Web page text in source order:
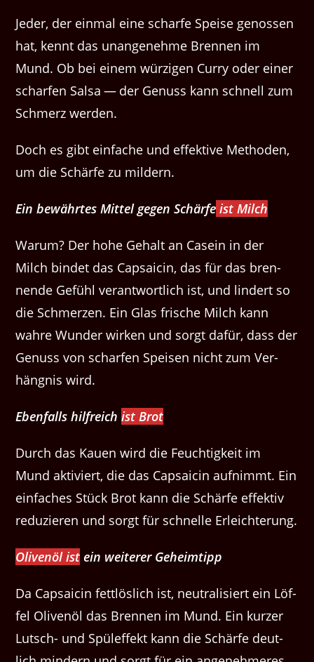
Jed­er, der ein­mal eine scharfe Speise genossen
hat, ken­nt das unan­genehme Bren­nen im
Mund. Ob bei einem würzi­gen Cur­ry oder ein­er
schar­fen Sal­sa — der Genuss kann schnell zum
Schmerz werden.
Doch es gibt ein­fache und effek­tive Meth­o­d­en,
um die Schärfe zu mildern.
Ein bewährtes Mit­tel gegen Schärfe ist Milch
Warum? Der hohe Gehalt an Casein in der
Milch bindet das Cap­saicin, das für das bren­
nende Gefühl ver­ant­wortlich ist, und lin­dert so
die Schmerzen. Ein Glas frische Milch kann
wahre Wun­der wirken und sorgt dafür, dass der
Genuss von schar­fen Speisen nicht zum Ver­
häng­nis wird.
Eben­falls hil­fre­ichist Brot
Durch das Kauen wird die Feuchtigkeit im
Mund aktiviert, die das Cap­saicin aufn­immt. Ein
ein­fach­es Stück Brot kann die Schärfe effek­tiv
reduzieren und sorgt für schnelle Erleichterung.
Olivenöl ist ein weit­er­er Geheimtipp
Da Cap­saicin fet­tlös­lich ist, neu­tral­isiert ein Löf­
fel Olivenöl das Bren­nen im Mund. Ein kurz­er
Lutsch- und Spül­ef­fekt kann die Schärfe deut­